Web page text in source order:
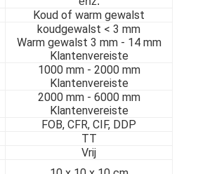
Koud of warm gewalst
koudgewalst < 3 mm
Warm gewalst 3 mm - 14 mm
Klantenvereiste
1000 mm - 2000 mm
Klantenvereiste
2000 mm - 6000 mm
Klantenvereiste
FOB, CFR, CIF, DDP
TT
Vrij